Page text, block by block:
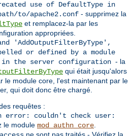
use of DefaultType in
to/apache2.conf - supprimez la
et remplacez-la par les
appropriées.
'AddOutputFilterByType',
or defined by a module
in the server configuration - la
qui était jusqu'alors
le module core, l'est maintenant par le
qui doit donc être chargé.
requêtes :
error: couldn't check user:
le module mod_authn_core.